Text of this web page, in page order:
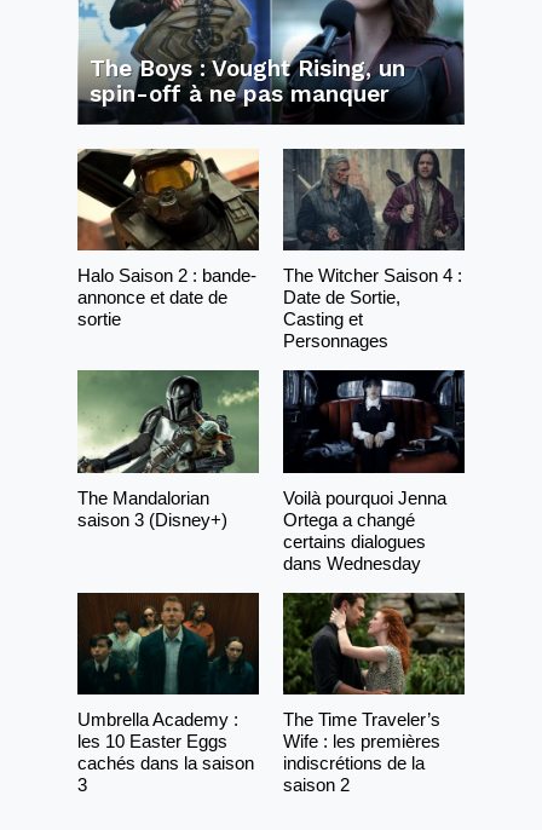
The Boys : Vought Rising, un
spin-off à ne pas manquer
Halo Saison 2 : bande-
annonce et date de
sortie
The Witcher Saison 4 :
Date de Sortie,
Casting et
Personnages
The Mandalorian
saison 3 (Disney+)
Voilà pourquoi Jenna
Ortega a changé
certains dialogues
dans Wednesday
Umbrella Academy :
les 10 Easter Eggs
cachés dans la saison
3
The Time Traveler’s
Wife : les premières
indiscrétions de la
saison 2